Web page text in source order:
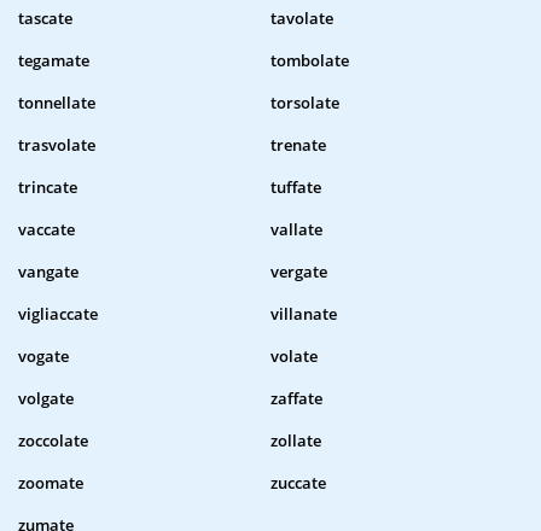
tascate
tavolate
tegamate
tombolate
tonnellate
torsolate
trasvolate
trenate
trincate
tuffate
vaccate
vallate
vangate
vergate
vigliaccate
villanate
vogate
volate
volgate
zaffate
zoccolate
zollate
zoomate
zuccate
zumate